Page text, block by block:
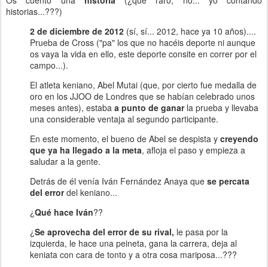
historias...???)
2 de diciembre de 2012 (sí, sí... 2012, hace ya 10 años)....
Prueba de Cross ("pa" los que no hacéis deporte ni aunque
os vaya la vida en ello, este deporte consite en correr por el
campo...).
El atleta keniano, Abel Mutai (que, por cierto fue medalla de
oro en los JJOO de Londres que se habían celebrado unos
meses antes), estaba a punto de ganarla prueba y llevaba
una considerable ventaja al segundo participante.
En este momento, el bueno de Abel se despista y creyendo
que ya ha llegado a la meta, afloja el paso y empieza a
saludar a la gente.
Detrás de él venía Iván Fernández Anaya que se percata
del errordel keniano...
¿Qué hace Iván??
¿Se aprovecha del error de su rival, le pasa por la
izquierda, le hace una peineta, gana la carrera, deja al
keniata con cara de tonto y a otra cosa mariposa...???